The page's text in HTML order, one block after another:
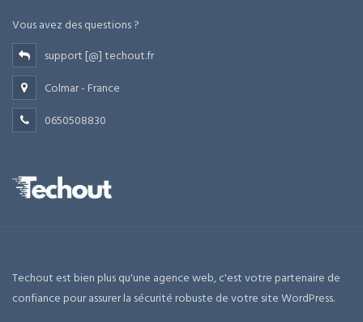
Vous avez des questions ?
support [@] techout.fr
Colmar - France
0650508830
Techout est bien plus qu'une agence web, c'est votre partenaire de
confiance pour assurer la sécurité robuste de votre site WordPress.